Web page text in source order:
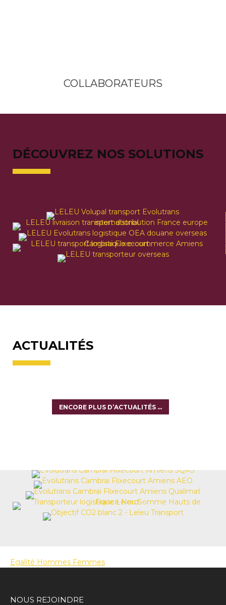
COLLABORATEURS
DÉCOUVREZ NOS SOLUTIONS
ACTUALITÉS
ENCORE PLUS D’ACTUALITÉS …
Egalité Hommes Femmes
NOUS REJOINDRE